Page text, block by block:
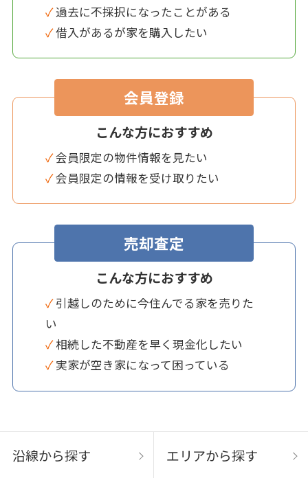
✓ 過去に不採択になったことがある
✓ 借入があるが家を購入したい
会員登録
こんな方におすすめ
✓ 会員限定の物件情報を見たい
✓ 会員限定の情報を受け取りたい
売却査定
こんな方におすすめ
✓ 引越しのために今住んでる家を売りた
い
✓ 相続した不動産を早く現金化したい
✓ 実家が空き家になって困っている
沿線から探す エリアから探す